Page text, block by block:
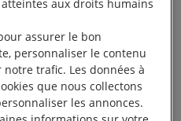
aux droits humains
assurer le bon
personnaliser le contenu
trafic. Les données à
que nous collectons
les annonces.